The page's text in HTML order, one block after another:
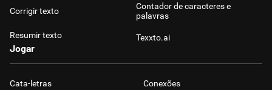
Corrigir texto
Resumir texto
Contador de caracteres e
palavras
Texxto.ai
Jogar
Cata-letras Conexões